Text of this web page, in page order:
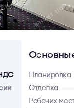
Планировка
Отделка
Рабочих